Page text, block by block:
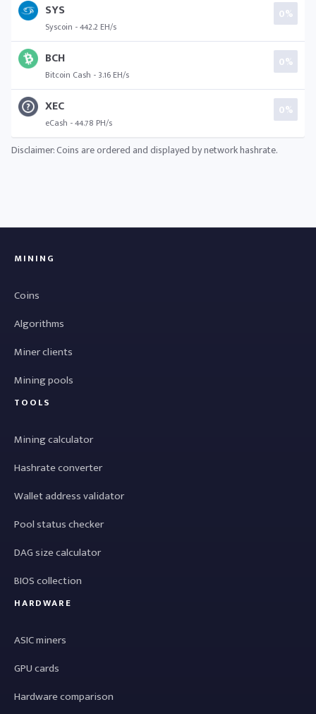
SYS
Syscoin - 442.2 EH/s
0%
BCH
Bitcoin Cash - 3.16 EH/s
0%
XEC
eCash - 44.78 PH/s
0%
Disclaimer: Coins are ordered and displayed by network hashrate.
MINING
Coins
Algorithms
Miner clients
Mining pools
TOOLS
Mining calculator
Hashrate converter
Wallet address validator
Pool status checker
DAG size calculator
BIOS collection
HARDWARE
ASIC miners
GPU cards
Hardware comparison